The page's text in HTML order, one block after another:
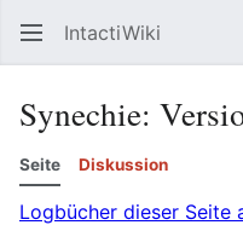
IntactiWiki
Synechie:
Seite Diskussion
Logbücher dieser Seite